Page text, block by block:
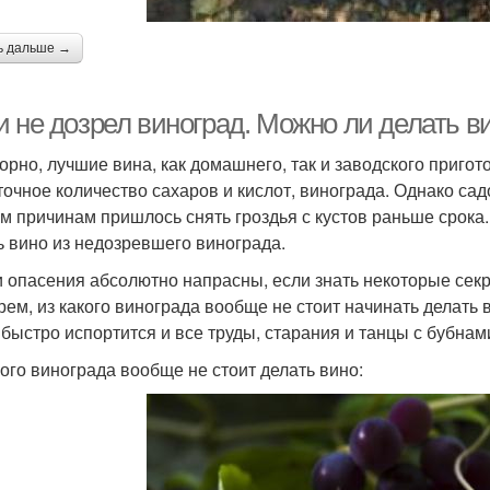
дальше →
не дозрел виноград. Можно ли делать
лучшие вина, как домашнего, так и заводского
количество сахаров и кислот, винограда. Однако
причинам пришлось снять гроздья с кустов раньше
вино из недозревшего винограда.
опасения абсолютно напрасны, если знать некоторые
из какого винограда вообще не стоит начинать
испортится и все труды, старания и танцы с
винограда вообще не стоит делать вино: